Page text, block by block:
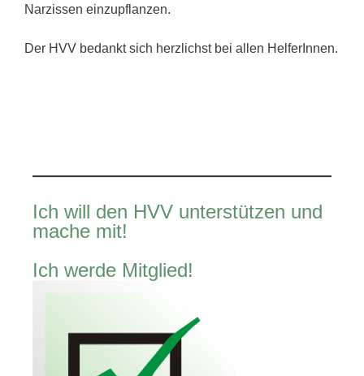
Narzissen einzupflanzen.
Der HVV bedankt sich herzlichst bei allen HelferInnen.
Ich will den HVV unterstützen und
mache mit!
Ich werde Mitglied!